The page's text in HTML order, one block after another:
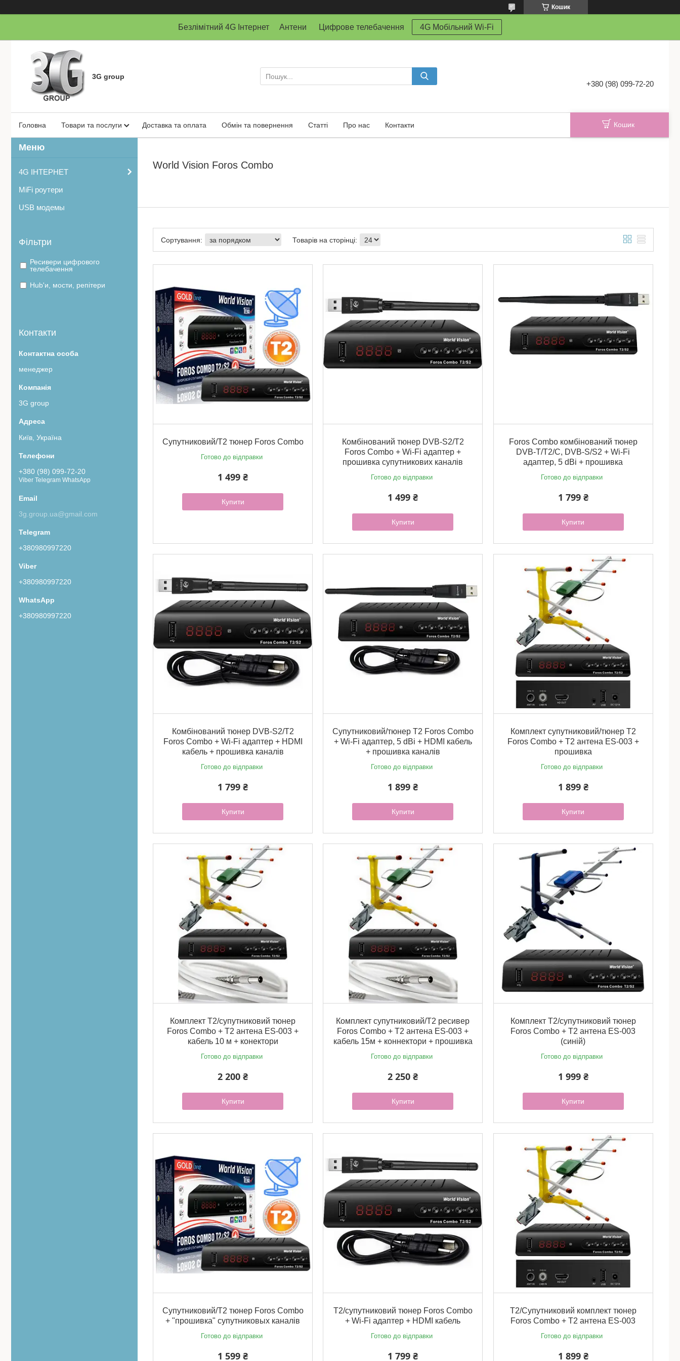
Кошик
Безлімітний 4G Інтернет Антени Цифрове телебачення 4G Мобільний Wi-Fi
3G group
+380 (98) 099-72-20
Головна Товари та послуги Доставка та оплата Обмін та повернення Статті Про нас Контакти Кошик
World Vision Foros Combo
Супутниковий/Т2 тюнер Foros Combo
Готово до відправки
1 499 ₴
Купити
Комбінований тюнер DVB-S2/T2
Foros Combo + Wi-Fi адаптер +
прошивка супутникових каналів
Готово до відправки
1 499 ₴
Купити
Foros Combo комбінований тюнер
DVB-T/T2/C, DVB-S/S2 + Wi-Fi
адаптер, 5 dBi + прошивка
Готово до відправки
1 799 ₴
Купити
Комбінований тюнер DVB-S2/T2
Foros Combo + Wi-Fi адаптер + HDMI
кабель + прошивка каналів
Готово до відправки
1 799 ₴
Купити
Супутниковий/тюнер Т2 Foros Combo
+ Wi-Fi адаптер, 5 dBi + HDMI кабель
+ прошивка каналів
Готово до відправки
1 899 ₴
Купити
Комплект супутниковий/тюнер Т2
Foros Combo + Т2 антена ES-003 +
прошивка
Готово до відправки
1 899 ₴
Купити
Комплект Т2/супутниковий тюнер
Foros Combo + Т2 антена ES-003 +
кабель 10 м + конектори
Готово до відправки
2 200 ₴
Купити
Комплект супутниковий/Т2 ресивер
Foros Combo + Т2 антена ES-003 +
кабель 15м + коннектори + прошивка
Готово до відправки
2 250 ₴
Купити
Комплект Т2/супутниковий тюнер
Foros Combo + Т2 антена ES-003
(синій)
Готово до відправки
1 999 ₴
Купити
Супутниковий/Т2 тюнер Foros Combo
+ "прошивка" супутниковых каналів
Готово до відправки
1 599 ₴
T2/супутниковий тюнер Foros Combo
+ Wi-Fi адаптер + HDMI кабель
Готово до відправки
1 799 ₴
Т2/Супутниковий комплект тюнер
Foros Combo + Т2 антена ES-003
Готово до відправки
1 899 ₴
4G ІНТЕРНЕТ
MiFi роутери
USB модемы
Фільтри
Ресивери цифрового
телебачення
Hub'и, мости, репітери
Контакти
менеджер
3G group
Київ, Україна
+380 (98) 099-72-20
Viber Telegram WhatsApp
3g.group.ua@gmail.com
+380980997220
+380980997220
+380980997220